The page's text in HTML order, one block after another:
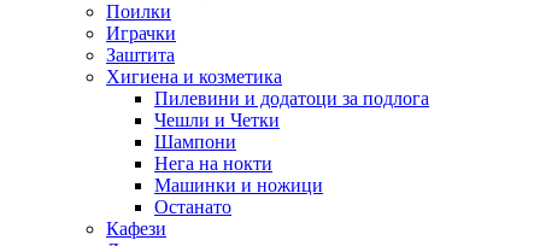
Поилки
Играчки
Заштита
Хигиена и козметика
Пилевини и додатоци за подлога
Чешли и Четки
Шампони
Нега на нокти
Машинки и ножици
Останато
Кафези